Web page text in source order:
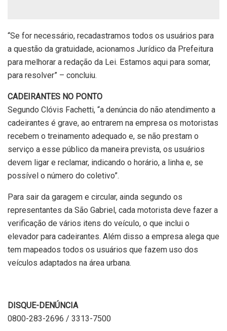
“Se for necessário, recadastramos todos os usuários para
a questão da gratuidade, acionamos Jurídico da Prefeitura
para melhorar a redação da Lei. Estamos aqui para somar,
para resolver” – concluiu.
CADEIRANTES NO PONTO
Segundo Clóvis Fachetti, “a denúncia do não atendimento a
cadeirantes é grave, ao entrarem na empresa os motoristas
recebem o treinamento adequado e, se não prestam o
serviço a esse público da maneira prevista, os usuários
devem ligar e reclamar, indicando o horário, a linha e, se
possível o número do coletivo”.
Para sair da garagem e circular, ainda segundo os
representantes da São Gabriel, cada motorista deve fazer a
verificação de vários itens do veículo, o que inclui o
elevador para cadeirantes. Além disso a empresa alega que
tem mapeados todos os usuários que fazem uso dos
veículos adaptados na área urbana.
DISQUE-DENÚNCIA
0800-283-2696 / 3313-7500